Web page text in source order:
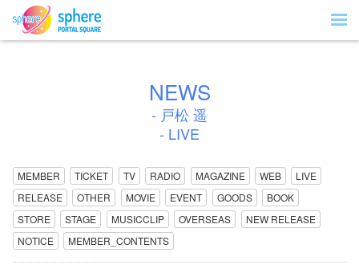
NEWS
- 戸松 遥
- LIVE
MEMBER TICKET TV RADIO MAGAZINE WEB
LIVE
RELEASE
OTHER MOVIE EVENT GOODS
BOOK
STORE
STAGE MUSICCLIP OVERSEAS
NEW RELEASE
NOTICE
MEMBER_CONTENTS